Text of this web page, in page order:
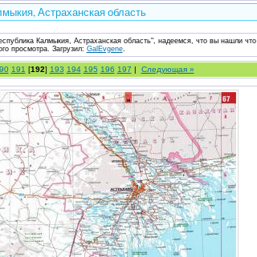
Астраханская область
Калмыкия, Астраханская область", надеемся, что вы нашли что
просмотра. Загрузил: GalEvgene.
191 [192] 193 194 195 196 197 | Следующая »